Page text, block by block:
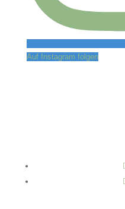
Auf Instagram folgen